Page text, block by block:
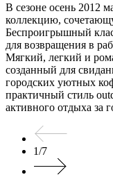
В сезоне осень 2012
коллекцию,
Беспроигрышный
для возвращения в
Мягкий, легкий и
созданный для
городских уютных
практичный стиль
активного отдыха за
1/7